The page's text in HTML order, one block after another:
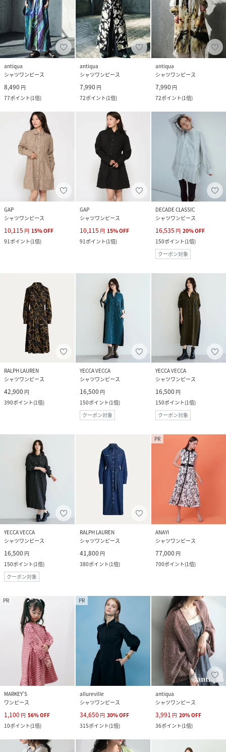
antiqua
シャツワンピース
8,490 円
77ポイント(1倍)
antiqua
シャツワンピース
7,990 円
72ポイント(1倍)
antiqua
シャツワンピース
7,990 円
72ポイント(1倍)
GAP
シャツワンピース
10,115 円 15%OFF
91ポイント(1倍)
GAP
シャツワンピース
10,115 円 15%OFF
91ポイント(1倍)
DECADE CLASSIC
シャツワンピース
16,535 円 20%OFF
150ポイント(1倍)
クーポン対象
RALPH LAUREN
シャツワンピース
42,900 円
390ポイント(1倍)
YECCA VECCA
シャツワンピース
16,500 円
150ポイント(1倍)
クーポン対象
YECCA VECCA
シャツワンピース
16,500 円
150ポイント(1倍)
クーポン対象
YECCA VECCA
シャツワンピース
16,500 円
150ポイント(1倍)
クーポン対象
RALPH LAUREN
シャツワンピース
41,800 円
380ポイント(1倍)
PR
ANAYI
シャツワンピース
77,000 円
700ポイント(1倍)
PR
MARKEY’S
ワンピース
1,100 円 56%OFF
10ポイント(1倍)
PR
allureville
シャツワンピース
34,650 円 30%OFF
315ポイント(1倍)
antiqua
シャツワンピース
3,991 円 20%OFF
36ポイント(1倍)